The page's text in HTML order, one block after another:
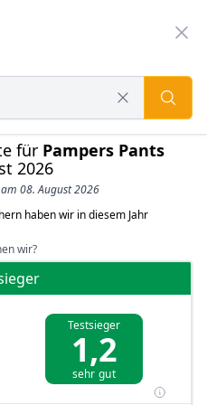
für Pampers Pants
2026
08. August 2026
haben wir in diesem Jahr
wir?
Testsieger
1,2
sehr gut